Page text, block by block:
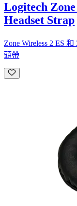
Logitech
Headset Strap
Zone Wireless 2 ES
頭帶